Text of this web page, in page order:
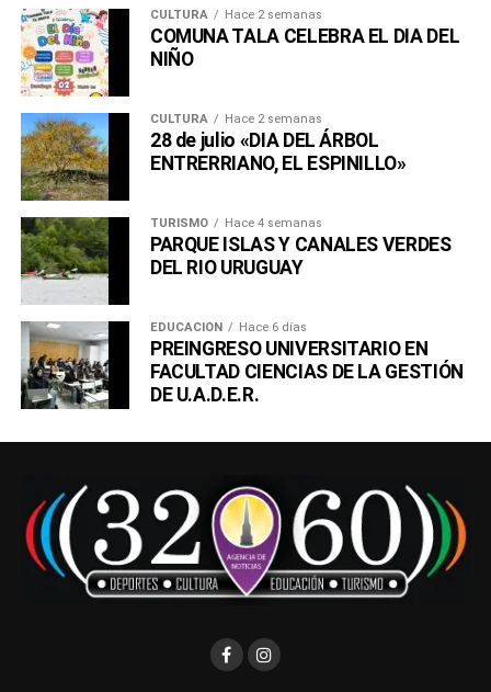
CULTURA Hace 2 semanas
COMUNA TALA CELEBRA EL DIA DEL
NIÑO
CULTURA Hace 2 semanas
28 de julio «DIA DEL ÁRBOL
ENTRERRIANO, EL ESPINILLO»
TURISMO Hace 4 semanas
PARQUE ISLAS Y CANALES VERDES
DEL RIO URUGUAY
EDUCACIÓN Hace 6 días
PREINGRESO UNIVERSITARIO EN
FACULTAD CIENCIAS DE LA GESTIÓN
DE U.A.D.E.R.